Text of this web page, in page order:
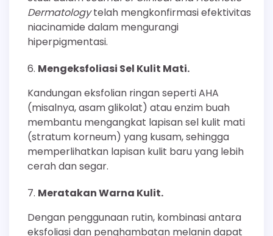
Dermatologytelah mengkonfirmasi efektivitas
niacinamide dalam mengurangi
hiperpigmentasi.
Mengeksfoliasi Sel Kulit Mati.
Kandungan eksfolian ringan seperti AHA
(misalnya, asam glikolat) atau enzim buah
membantu mengangkat lapisan sel kulit mati
(stratum korneum) yang kusam, sehingga
memperlihatkan lapisan kulit baru yang lebih
cerah dan segar.
Meratakan Warna Kulit.
Dengan penggunaan rutin, kombinasi antara
eksfoliasi dan penghambatan melanin dapat